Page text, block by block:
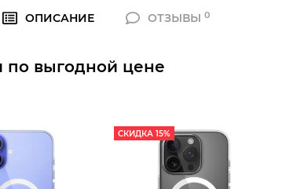
ОПИСАНИЕ ОТЗЫВЫ0
по выгодной цене
СКИДКА 15%